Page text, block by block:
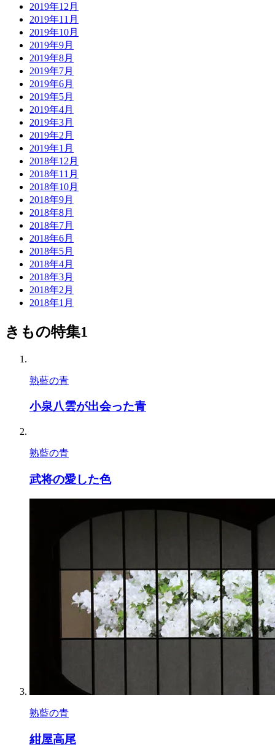
2019年12月
2019年11月
2019年10月
2019年9月
2019年8月
2019年7月
2019年6月
2019年5月
2019年4月
2019年3月
2019年2月
2019年1月
2018年12月
2018年11月
2018年10月
2018年9月
2018年8月
2018年7月
2018年6月
2018年5月
2018年4月
2018年3月
2018年2月
2018年1月
きもの特集1
熟藍の青
小泉八雲が出会った青
熟藍の青
武将の愛した色
熟藍の青
紺屋高尾